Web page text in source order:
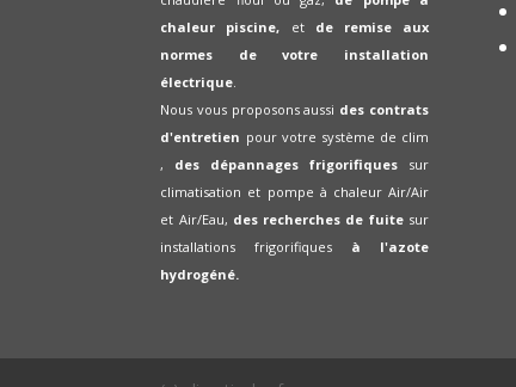
chaleur piscine, etde remise aux
normes de votre installation
électrique
Nous vous proposons aussi des contrats
d'entretien pour votre système de clim
, des dépannages frigorifiquessur
climatisation et pompe à chaleur Air/Air
et Air/Eau, des recherches de fuite sur
installations frigorifiques à l'azote
hydrogéné.